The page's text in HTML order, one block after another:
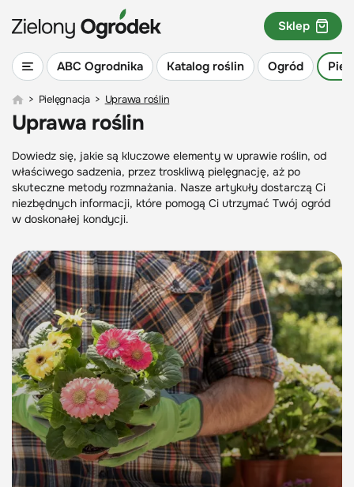
ABC Ogrodnika Katalog roślin Ogród
Sklep
> Pielęgnacja > Uprawa roślin
Uprawa roślin
Dowiedz się, jakie są kluczowe elementy w uprawie roślin, od
właściwego sadzenia, przez troskliwą pielęgnację, aż po
skuteczne metody rozmnażania. Nasze artykuły dostarczą Ci
niezbędnych informacji, które pomogą Ci utrzymać Twój ogród
w doskonałej kondycji.